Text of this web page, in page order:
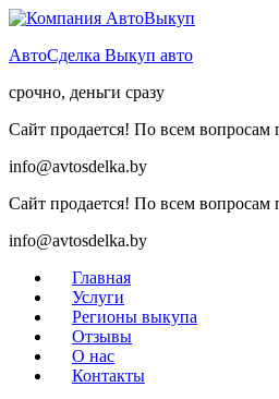
Skip
content
АвтоСделка Выкуп авто
срочно, деньги сразу
Сайт продается! По всем вопросам
info@avtosdelka.by
Сайт продается! По всем вопросам
info@avtosdelka.by
Главная
Услуги
Регионы выкупа
Отзывы
О нас
Контакты